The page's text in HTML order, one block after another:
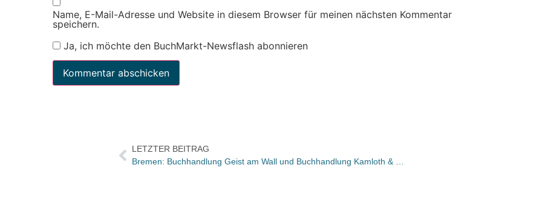
Name, E-Mail-Adresse und Website in diesem Browser für meinen nächsten Kommentar
speichern.
Ja, ich möchte den BuchMarkt-Newsflash abonnieren
LETZTER BEITRAG